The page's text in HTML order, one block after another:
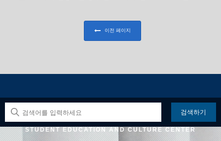
이전 페이지
검색하기
JEONBUK STATE OFFICE OF EDUCATION GIMJE
STUDENT EDUCATION AND CULTURE CENTER